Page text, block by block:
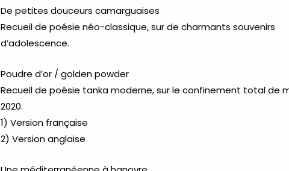
De petites douceurs camarguaises
Recueil de poésie néo-classique, sur de charmants souvenirs
d’adolescence.
Poudre d’or / golden powder
Recueil de poésie tanka moderne, sur le confinement total de
2020.
1) Version française
2) Version anglaise